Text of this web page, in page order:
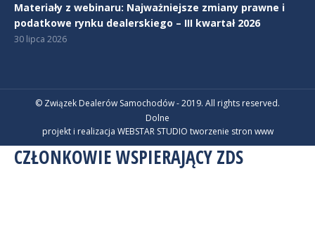
Materiały z webinaru: Najważniejsze zmiany prawne i
podatkowe rynku dealerskiego – III kwartał 2026
30 lipca 2026
© Związek Dealerów Samochodów - 2019. All rights reserved.
Dolne
projekt i realizacja WEBSTAR STUDIO tworzenie stron www
CZŁONKOWIE WSPIERAJĄCY ZDS